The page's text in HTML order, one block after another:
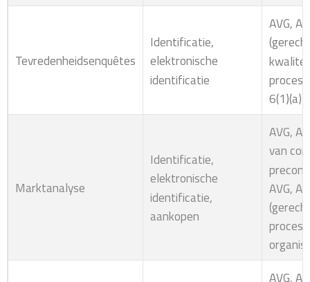
Tevredenheidsenquêtes
Identificatie,
elektronische
identificatie
AVG,
6(1)(a)
Marktanalyse
Identificatie,
elektronische
identificatie,
aankopen
AVG,
van
AVG,
AVG,